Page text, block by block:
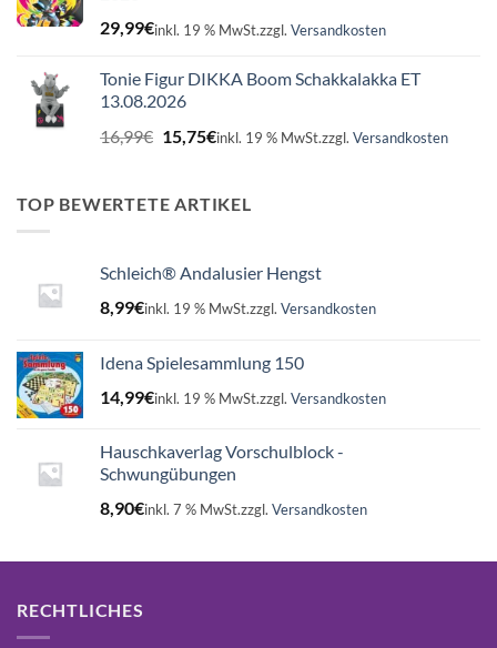
29,99€inkl. 19 % MwSt.zzgl. Versandkosten
Tonie Figur DIKKA Boom Schakkalakka ET
13.08.2026
16,99€ Ursprünglicher
Preis
16,99€
15,75€Aktueller
15,75€.
inkl. 19 % MwSt.zzgl. Versandkosten
TOP BEWERTETE ARTIKEL
Schleich® Andalusier Hengst
8,99€inkl. 19 % MwSt.zzgl. Versandkosten
Idena Spielesammlung 150
14,99€inkl. 19 % MwSt.zzgl. Versandkosten
Hauschkaverlag Vorschulblock -
Schwungübungen
8,90€inkl. 7 % MwSt.zzgl. Versandkosten
RECHTLICHES